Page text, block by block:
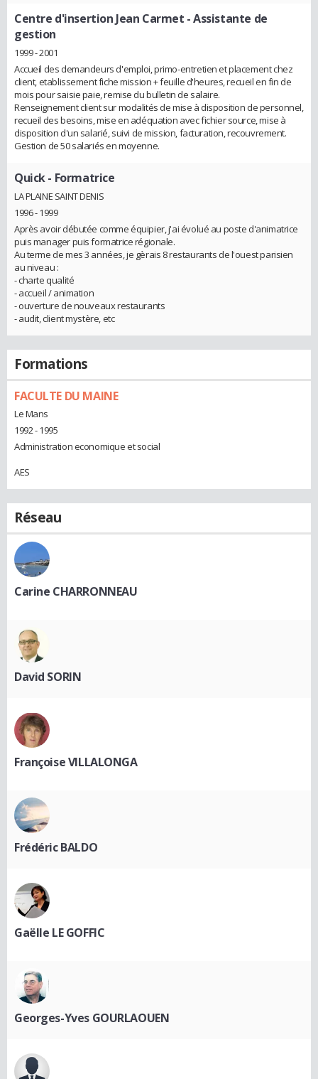
Centre d'insertion Jean Carmet - Assistante de
gestion
1999 - 2001
Accueil des demandeurs d'emploi, primo-entretien et placement chez
client, etablissement fiche mission + feuille d'heures, recueil en fin de
mois pour saisie paie, remise du bulletin de salaire.
Renseignement client sur modalités de mise à disposition de personnel,
recueil des besoins, mise en adéquation avec fichier source, mise à
disposition d'un salarié, suivi de mission, facturation, recouvrement.
Gestion de 50 salariés en moyenne.
Quick- Formatrice
LA PLAINE SAINT DENIS
1996 - 1999
Après avoir débutée comme équipier, j'ai évolué au poste d'animatrice
puis manager puis formatrice régionale.
Au terme de mes 3 années, je gèrais 8 restaurants de l'ouest parisien
au niveau :
- charte qualité
- accueil / animation
- ouverture de nouveaux restaurants
- audit, client mystère, etc
Formations
FACULTE DU MAINE
Le Mans
1992 - 1995
Administration economique et social
AES
Réseau
Carine CHARRONNEAU
David SORIN
Françoise VILLALONGA
Frédéric BALDO
Gaëlle LE GOFFIC
Georges-Yves GOURLAOUEN